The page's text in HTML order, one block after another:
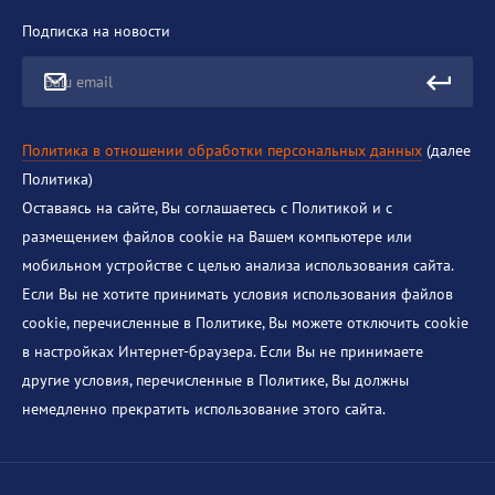
Подписка на новости
Ваш email
Политика в отношении обработки персональных данных (далее
Политика)
Оставаясь на сайте, Вы соглашаетесь с Политикой и с
размещением файлов cookie на Вашем компьютере или
мобильном устройстве с целью анализа использования сайта.
Если Вы не хотите принимать условия использования файлов
cookie, перечисленные в Политике, Вы можете отключить cookie
в настройках Интернет-браузера. Если Вы не принимаете
другие условия, перечисленные в Политике, Вы должны
немедленно прекратить использование этого сайта.